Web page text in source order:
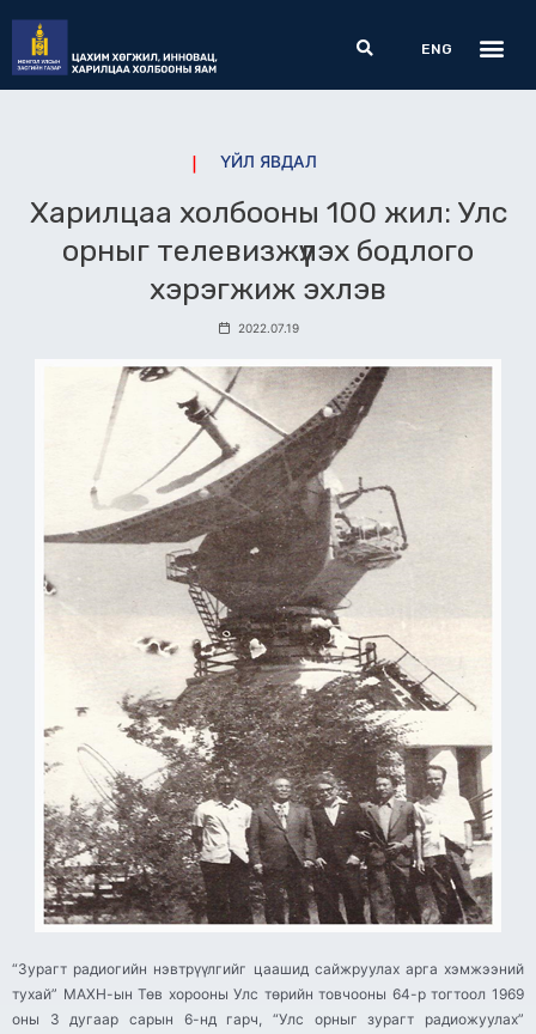
content
Search
ENG
ҮЙЛ ЯВДАЛ
Харилцаа холбооны 100 жил: Улс
орныг телевизжүүлэх бодлого
хэрэгжиж эхлэв
2022.07.19
“Зурагт радиогийн нэвтрүүлгийг цаашид сайжруулах арга хэмжээний
тухай” МАХН-ын Төв хорооны Улс төрийн товчооны 64-р тогтоол 1969
оны 3 дугаар сарын 6-нд гарч, “Улс орныг зурагт радиожуулах”